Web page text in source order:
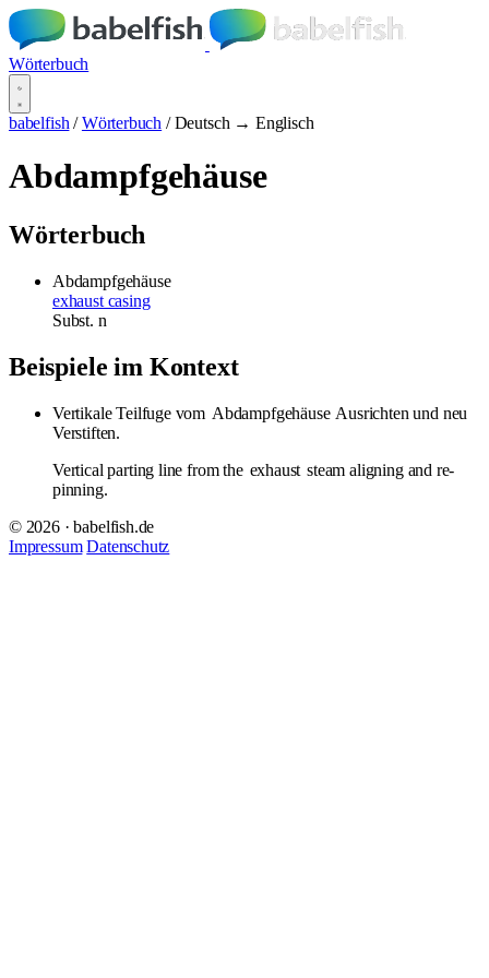
Wörterbuch
babelfish / Wörterbuch / Deutsch → Englisch
Abdampfgehäuse
Wörterbuch
Abdampfgehäuse
exhaust casing
Subst. n
Beispiele im Kontext
Vertikale Teilfuge vom Abdampfgehäuse Ausrichten und neu
Verstiften.
Vertical parting line from the exhaust steam aligning and re-
pinning.
© 2026 · babelfish.de
Impressum Datenschutz